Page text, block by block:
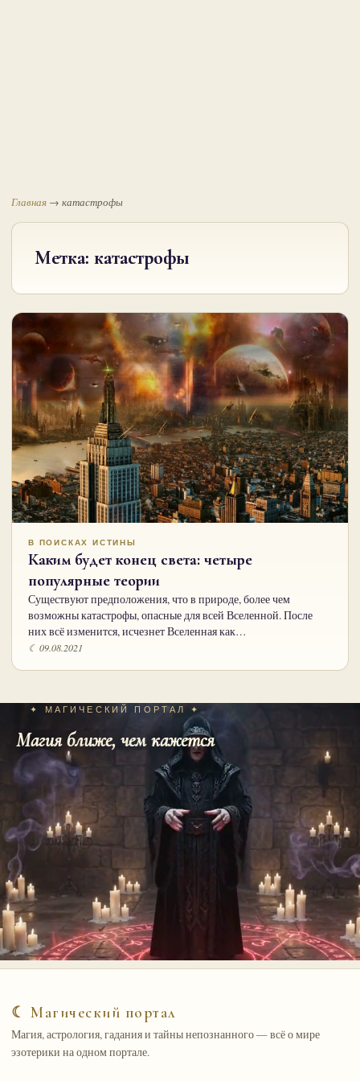
Главная → катастрофы
Метка: катастрофы
В ПОИСКАХ ИСТИНЫ
Каким будет конец света: четыре
популярные теории
Существуют предположения, что в природе, более чем
возможны катастрофы, опасные для всей Вселенной. После
них всё изменится, исчезнет Вселенная как…
☾ 09.08.2021
✦ МАГИЧЕСКИЙ ПОРТАЛ ✦
Магия ближе, чем кажется
☾ Магический портал
Магия, астрология, гадания и тайны непознанного — всё о мире
эзотерики на одном портале.